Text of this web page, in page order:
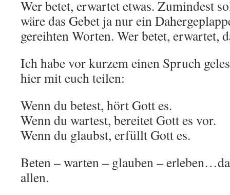
Wer betet, erwartet etwas. Zumindest
wäre das Gebet ja nur ein
gereihten Worten. Wer betet, erwartet,
Ich habe vor kurzem einen Spruch
hier mit euch teilen:
Wenn du betest, hört Gott es.
Wenn du wartest, bereitet Gott es vor.
Wenn du glaubst, erfüllt Gott es.
Beten – warten – glauben –
allen.